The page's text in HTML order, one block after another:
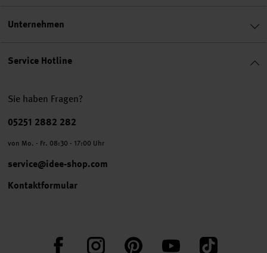
Service Hotline
Sie haben Fragen?
Telefonnummer
05251 2882 282
von Mo. - Fr. 08:30 - 17:00 Uhr
service@idee-shop.com
Kontaktformular
FacebookInstagram PinterestYouTube TikTok
Unternehmen